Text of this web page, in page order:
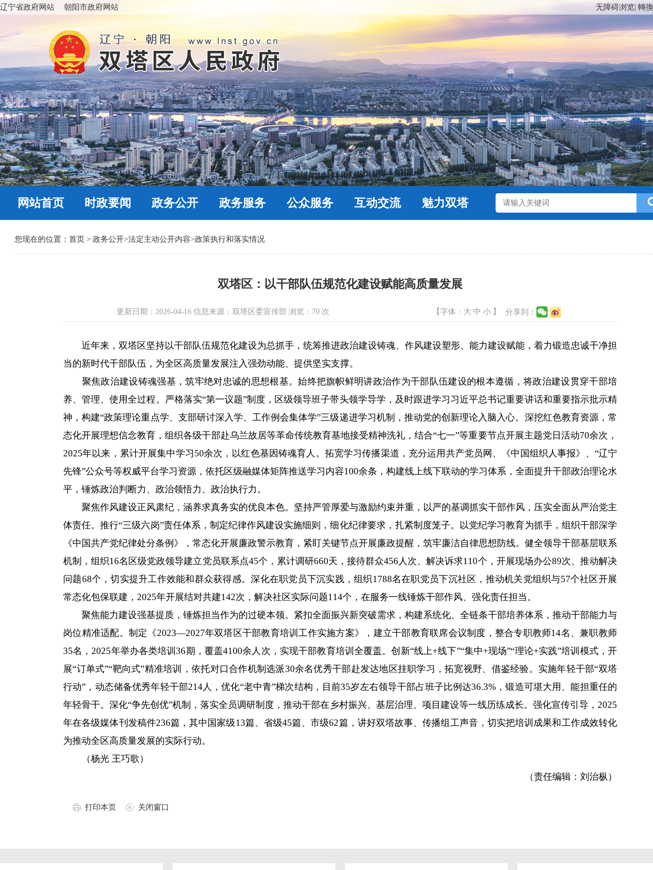
辽宁省政府网站 朝阳市政府网站 无障碍浏览| 轉
网站首页 时政要闻 政务公开 政务服务 公众服务 互动交流 魅力双塔
您现在的位置： 首页 > 政务公开>法定主动公开内容>政策执行和落实情况
双塔区：以干部队伍规范化建设赋能高质量发展
更新日期：2026-04-16 信息来源：双塔区委宣传部 浏览： 70 次 【字体： 大 中 小 】 分享到：
近年来，双塔区坚持以干部队伍规范化建设为总抓手，统筹推进政治建设铸魂、作风建设塑形、能力建设赋能，着力锻造忠诚干净担
当的新时代干部队伍，为全区高质量发展注入强劲动能、提供坚实支撑。
聚焦政治建设铸魂强基，筑牢绝对忠诚的思想根基。始终把旗帜鲜明讲政治作为干部队伍建设的根本遵循，将政治建设贯穿干部培
养、管理、使用全过程。严格落实“第一议题”制度，区级领导班子带头领学导学，及时跟进学习习近平总书记重要讲话和重要指示批示精
神，构建“政策理论重点学、支部研讨深入学、工作例会集体学”三级递进学习机制，推动党的创新理论入脑入心。深挖红色教育资源，常
态化开展理想信念教育，组织各级干部赴乌兰故居等革命传统教育基地接受精神洗礼，结合“七一”等重要节点开展主题党日活动70余次，
2025年以来，累计开展集中学习50余次，以红色基因铸魂育人。拓宽学习传播渠道，充分运用共产党员网、《中国组织人事报》、“辽宁
先锋”公众号等权威平台学习资源，依托区级融媒体矩阵推送学习内容100余条，构建线上线下联动的学习体系，全面提升干部政治理论水
平，锤炼政治判断力、政治领悟力、政治执行力。
聚焦作风建设正风肃纪，涵养求真务实的优良本色。坚持严管厚爱与激励约束并重，以严的基调抓实干部作风，压实全面从严治党主
体责任。推行“三级六岗”责任体系，制定纪律作风建设实施细则，细化纪律要求，扎紧制度笼子。以党纪学习教育为抓手，组织干部深学
《中国共产党纪律处分条例》，常态化开展廉政警示教育，紧盯关键节点开展廉政提醒，筑牢廉洁自律思想防线。健全领导干部基层联系
机制，组织16名区级党政领导建立党员联系点45个，累计调研660天，接待群众456人次、解决诉求110个，开展现场办公89次、推动解决
问题68个，切实提升工作效能和群众获得感。深化在职党员下沉实践，组织1788名在职党员下沉社区，推动机关党组织与57个社区开展
常态化包保联建，2025年开展结对共建142次，解决社区实际问题114个，在服务一线锤炼干部作风、强化责任担当。
聚焦能力建设强基提质，锤炼担当作为的过硬本领。紧扣全面振兴新突破需求，构建系统化、全链条干部培养体系，推动干部能力与
岗位精准适配。制定《2023—2027年双塔区干部教育培训工作实施方案》，建立干部教育联席会议制度，整合专职教师14名、兼职教师
35名，2025年举办各类培训36期，覆盖4100余人次，实现干部教育培训全覆盖。创新“线上+线下”“集中+现场”“理论+实践”培训模式，开
展“订单式”“靶向式”精准培训，依托对口合作机制选派30余名优秀干部赴发达地区挂职学习，拓宽视野、借鉴经验。实施年轻干部“双塔
行动”，动态储备优秀年轻干部214人，优化“老中青”梯次结构，目前35岁左右领导干部占班子比例达36.3%，锻造可堪大用、能担重任的
年轻骨干。深化“争先创优”机制，落实全员调研制度，推动干部在乡村振兴、基层治理、项目建设等一线历练成长。强化宣传引导，2025
年在各级媒体刊发稿件236篇，其中国家级13篇、省级45篇、市级62篇，讲好双塔故事、传播组工声音，切实把培训成果和工作成效转化
为推动全区高质量发展的实际行动。
（杨光 王巧歌）
（责任编辑：刘治枞）
打印本页 关闭窗口